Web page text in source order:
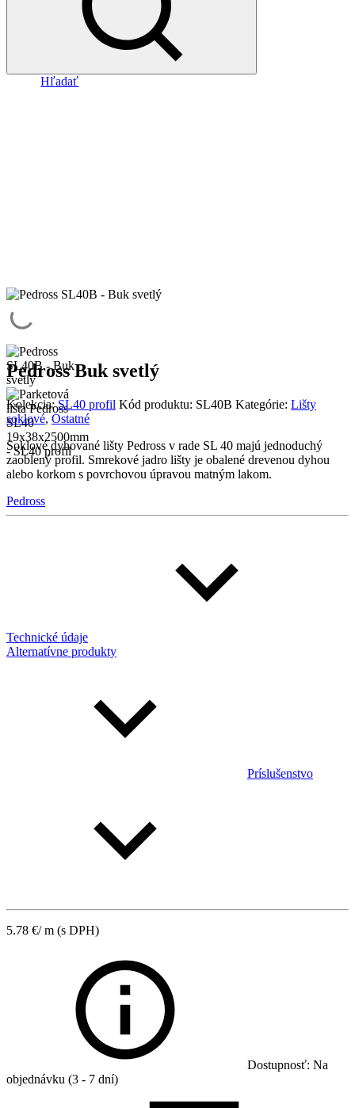
Hľadať
Pedross Buk svetlý
Kolekcia:SL40 profil Kód produktu: SL40B Kategórie: Lišty
soklové, Ostatné
Soklové dyhované lišty Pedross v rade SL 40 majú jednoduchý
zaoblený profil. Smrekové jadro lišty je obalené drevenou dyhou
alebo korkom s povrchovou úpravou matným lakom.
Pedross
Technické údaje
Alternatívne produkty
Príslušenstvo
5.78 €/ m (s DPH)
Dostupnosť: Na
objednávku (3 - 7 dní)